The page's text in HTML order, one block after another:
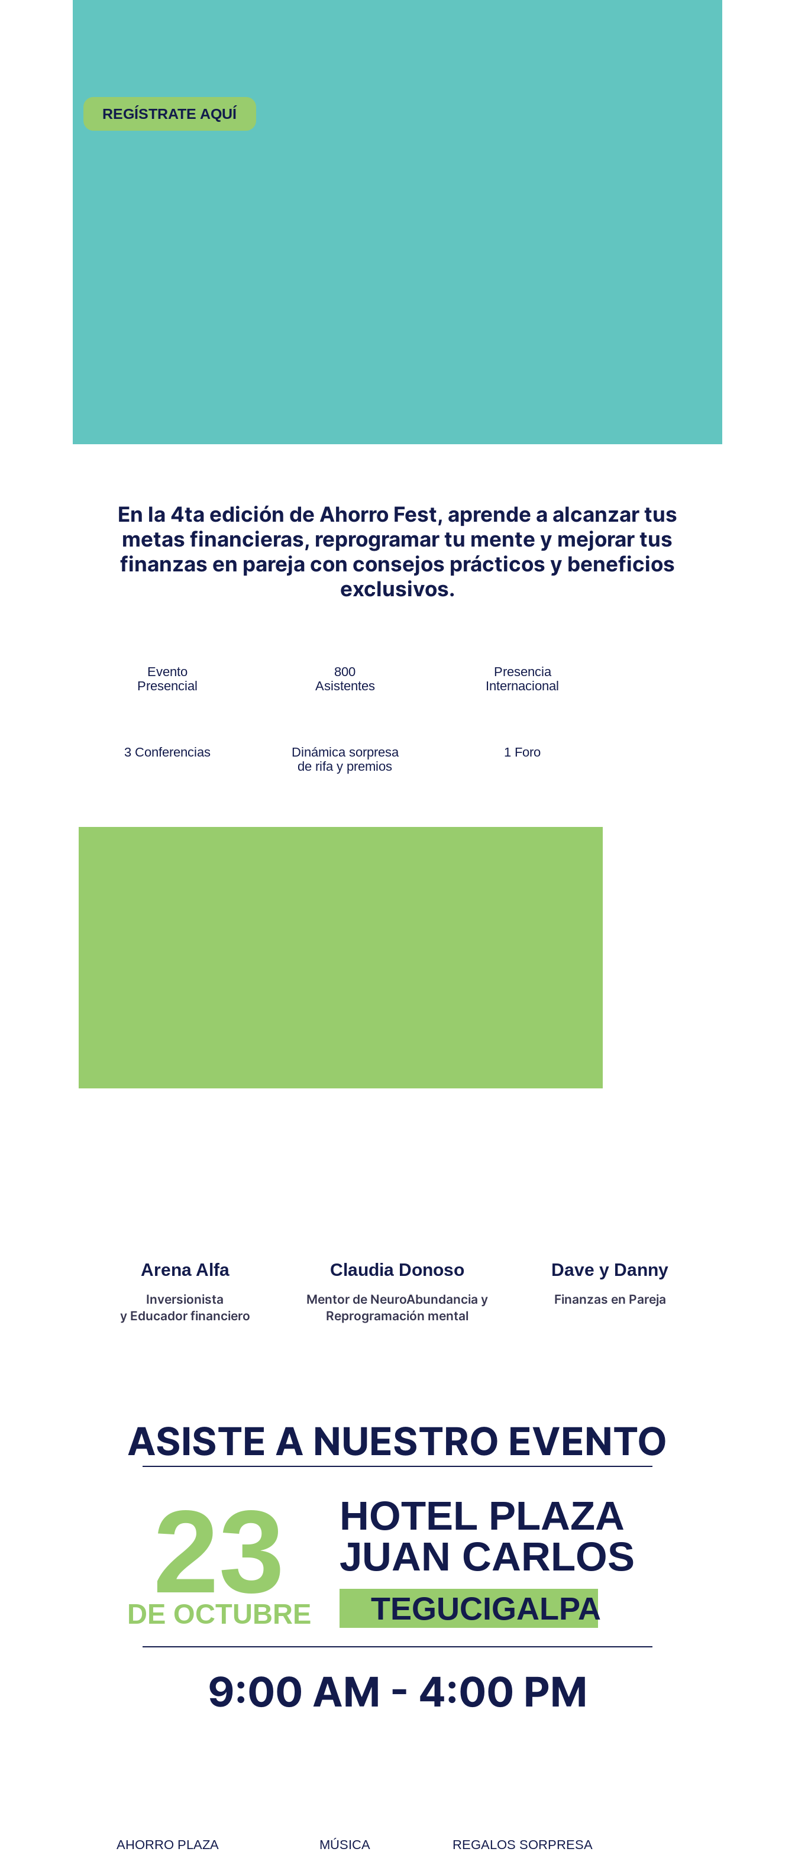
REGÍSTRATE AQUÍ
En la 4ta edición de Ahorro Fest, aprende a alcanzar tus
metas financieras, reprogramar tu mente y mejorar tus
finanzas en pareja con consejos prácticos y beneficios
exclusivos.
Evento
Presencial
800
Asistentes
Presencia
Internacional
3 Conferencias
Dinámica sorpresa
de rifa y premios
1 Foro
Arena Alfa
Inversionista
y Educador financiero
Claudia Donoso
Mentor de NeuroAbundancia y
Reprogramación mental
Dave y Danny
Finanzas en Pareja
ASISTE A NUESTRO EVENTO
23
DE OCTUBRE
HOTEL PLAZA
JUAN CARLOS
TEGUCIGALPA
9:00 AM - 4:00 PM
AHORRO PLAZA MÚSICA REGALOS SORPRESA